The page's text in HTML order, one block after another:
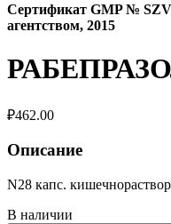
Сертификат GMP№ SZV
агентством, 2015
₽462.00
Описание
N28 капс.
В наличии